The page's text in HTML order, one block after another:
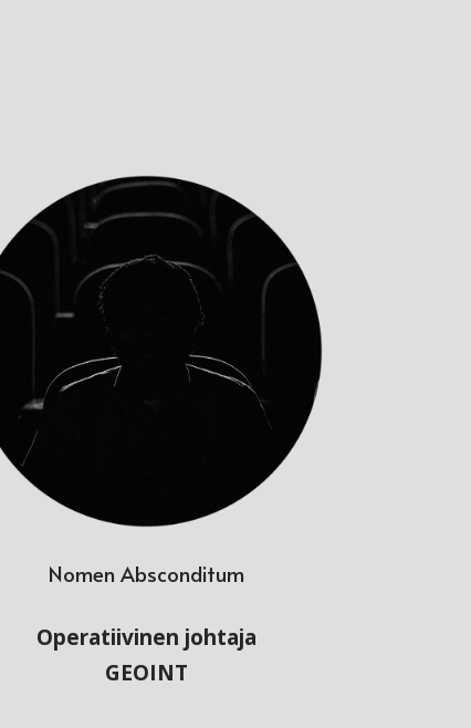
Nomen Absconditum
Operatiivinen johtaja
GEOINT